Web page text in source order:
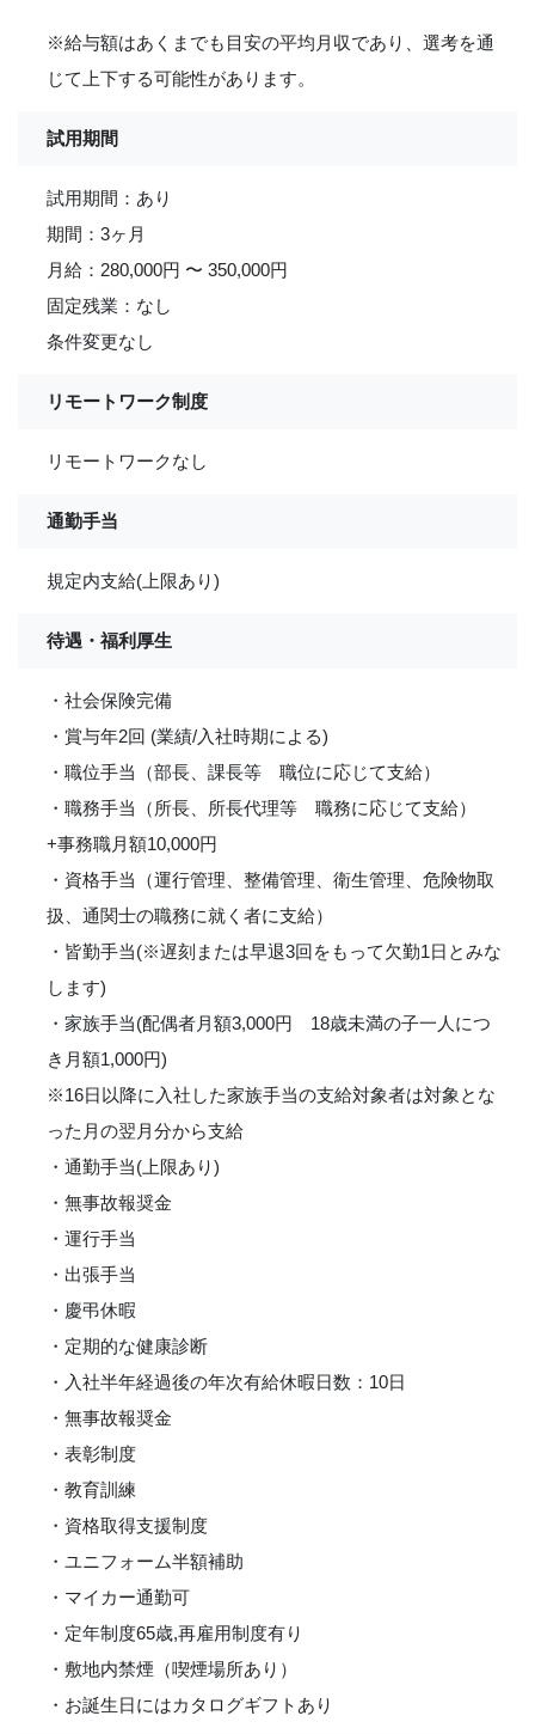
※給与額はあくまでも目安の平均月収であり、選考を通
じて上下する可能性があります。
試用期間
試用期間：あり
期間：3ヶ月
月給：280,000円 〜 350,000円
固定残業：なし
条件変更なし
リモートワーク制度
リモートワークなし
通勤手当
規定内支給(上限あり)
待遇・福利厚生
・社会保険完備
・賞与年2回 (業績/入社時期による)
・職位手当（部長、課長等 職位に応じて支給）
・職務手当（所長、所長代理等 職務に応じて支給）
+事務職月額10,000円
・資格手当（運行管理、整備管理、衛生管理、危険物取
扱、通関士の職務に就く者に支給）
・皆勤手当(※遅刻または早退3回をもって欠勤1日とみな
します)
・家族手当(配偶者月額3,000円 18歳未満の子一人につ
き月額1,000円)
※16日以降に入社した家族手当の支給対象者は対象とな
った月の翌月分から支給
・通勤手当(上限あり)
・無事故報奨金
・運行手当
・出張手当
・慶弔休暇
・定期的な健康診断
・入社半年経過後の年次有給休暇日数：10日
・無事故報奨金
・表彰制度
・教育訓練
・資格取得支援制度
・ユニフォーム半額補助
・マイカー通勤可
・定年制度65歳,再雇用制度有り
・敷地内禁煙（喫煙場所あり）
・お誕生日にはカタログギフトあり